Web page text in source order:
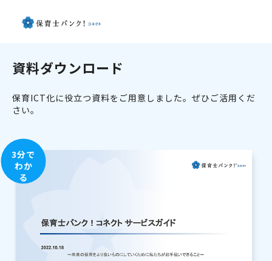
資料ダウンロード
保育ICT化に役立つ資料をご用意しました。ぜひご活用くだ
さい。
3分で
わか
る